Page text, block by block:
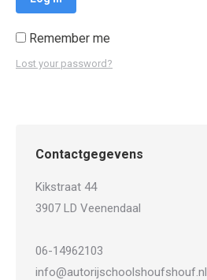
Remember me
Lost your password?
Contactgegevens
Kikstraat 44
3907 LD Veenendaal
06-14962103
info@autorijschoolshoufshouf.nl